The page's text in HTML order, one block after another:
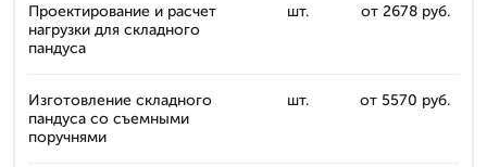
Проектирование и расчет
нагрузки для складного
пандуса
шт. от 2678 руб.
Изготовление складного
пандуса со съемными
поручнями
шт. от 5570 руб.